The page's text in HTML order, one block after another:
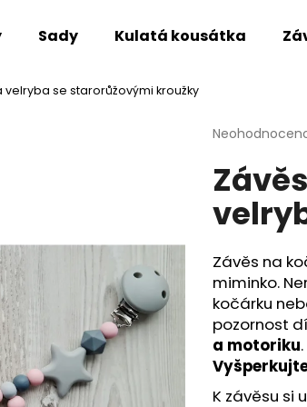
Sady Kulatá kousátka
se starorůžovými kroužky
Průměrné
produktu
je
z
hvězdiček.
Závěs na
miminko.
kočárku
pozornost
a motoriku.
K závěsu si
Co potřebujete najít?
HLEDAT
Doporučujeme